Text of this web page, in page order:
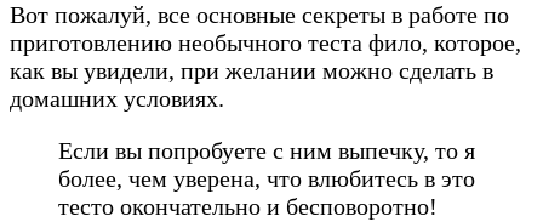
Вот пожалуй, все основные секреты в работе по
приготовлению необычного теста фило, которое,
как вы увидели, при желании можно сделать в
домашних условиях.
Если вы попробуете с ним выпечку, то я
более, чем уверена, что влюбитесь в это
тесто окончательно и бесповоротно!